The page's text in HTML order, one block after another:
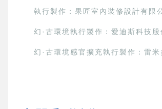
執行製作：果匠室內裝修設計有限
幻·古環境執行製作：愛迪斯科技股
幻·古環境感官擴充執行製作：雷